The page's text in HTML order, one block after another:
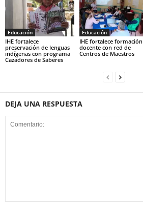
Educación
IHE fortalece
preservación de lenguas
indígenas con programa
Cazadores de Saberes
Educación
IHE fortalece formación
docente con red de
Centros de Maestros
DEJA UNA RESPUESTA